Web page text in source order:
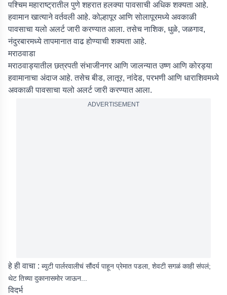
पश्चिम महाराष्ट्रातील पुणे शहरात हलक्या पावसाची अधिक शक्यता आहे.
हवामान खात्याने वर्तवली आहे. कोल्हापूर आणि सोलापूरमध्ये अवकाळी
पावसाचा यलो अलर्ट जारी करण्यात आला. तसेच नाशिक, धुळे, जळगाव,
नंदुरबारमध्ये तापमानात वाढ होण्याची शक्यता आहे.
मराठवाडा
मराठवाड्यातील छत्रपती संभाजीनगर आणि जालन्यात उष्ण आणि कोरड्या
हवामानाचा अंदाज आहे. तसेच बीड, लातूर, नांदेड, परभणी आणि धाराशिवमध्ये
अवकाळी पावसाचा यलो अलर्ट जारी करण्यात आला.
ADVERTISEMENT
हे ही वाचा : ब्युटी पार्लरवालीचं सौंदर्य पाहून प्रेमात पडला, शेवटी सगळं काही संपलं;
थेट तिच्या दुकानासमोर जाऊन...
विदर्भ